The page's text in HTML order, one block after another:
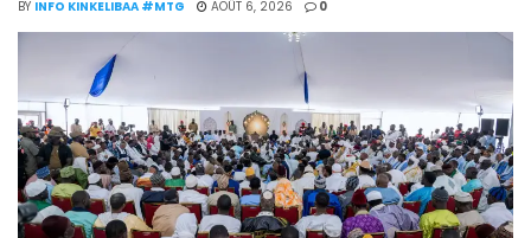
BY INFO KINKELIBAA #MTG AOÛT 6, 2026 0